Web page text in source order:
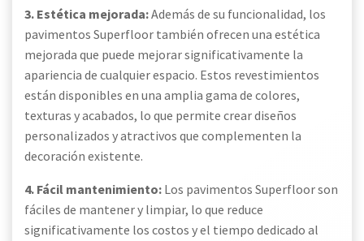
3. Estética mejorada:Además de su funcionalidad, los
pavimentos Superfloor también ofrecen una estética
mejorada que puede mejorar significativamente la
apariencia de cualquier espacio. Estos revestimientos
están disponibles en una amplia gama de colores,
texturas y acabados, lo que permite crear diseños
personalizados y atractivos que complementen la
decoración existente.
4. Fácil mantenimiento: Los pavimentos Superfloor son
fáciles de mantener y limpiar, lo que reduce
significativamente los costos y el tiempo dedicado al